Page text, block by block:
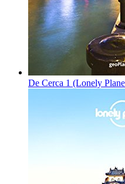
De Cerca 1 (Lonely